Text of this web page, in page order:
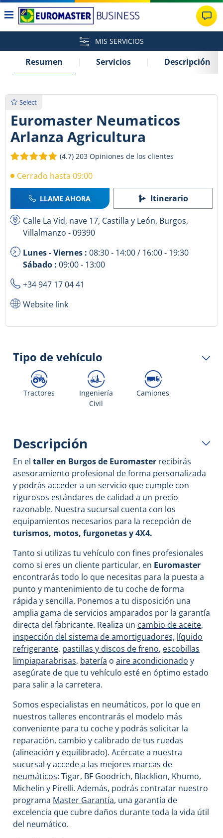
MIS SERVICIOS
Resumen Servicios Descripción
Select
Euromaster Neumaticos
Arlanza Agricultura
(4.7) 203 Opiniones de los clientes
Cerrado hasta 09:00
LLAME AHORA Itinerario
Calle La Vid, nave 17, Castilla y León, Burgos,
Villalmanzo - 09390
Lunes - Viernes : 08:30 - 14:00 / 16:00 - 19:30
Sábado : 09:00 - 13:00
+34 947 17 04 41
Website link
Tipo de vehículo
Tractores
Ingeniería
Civil
Camiones
Descripción
En el taller en Burgos de Euromaster recibirás
asesoramiento profesional de forma personalizada
y podrás acceder a un servicio que cumple con
rigurosos estándares de calidad a un precio
razonable. Nuestra sucursal cuenta con los
equipamientos necesarios para la recepción de
turismos, motos, furgonetas y 4X4.
Tanto si utilizas tu vehículo con fines profesionales
como si eres un cliente particular, en Euromaster
encontrarás todo lo que necesitas para la puesta a
punto y mantenimiento de tu coche de forma
rápida y sencilla. Ponemos a tu disposición una
amplia gama de servicios amparados por la garantía
directa del fabricante. Realiza un cambio de aceite,
inspección del sistema de amortiguadores, líquido
refrigerante, pastillas y discos de freno, escobillas
limpiaparabrisas, batería o aire acondicionado y
asegúrate de que tu vehículo esté en óptimo estado
para salir a la carretera.
Somos especialistas en neumáticos, por lo que en
nuestros talleres encontrarás el modelo más
conveniente para tu coche y podrás solicitar la
reparación, cambio y calibrado de tus ruedas
(alineación y equilibrado). Acércate a nuestra
sucursal y accede a las mejores marcas de
neumáticos: Tigar, BF Goodrich, Blacklion, Khumo,
Michelin y Pirelli. Además, podrás contratar nuestro
programa Master Garantía, una garantía de
excelencia que cubre daños durante toda la vida útil
del neumático.